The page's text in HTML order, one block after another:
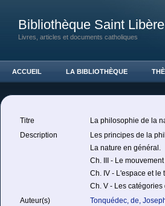
Bibliothèque Saint Libère
Livres, articles et documents catholiques
ACCUEIL LA BIBLIOTHÈQUE
Titre
La philosophie de la
Description
Les principes de la
La nature en général.
Ch. III - Le mouvement
Ch. IV - L'espace et le
Ch. V - Les
Auteur(s)
Tonquédec, de,